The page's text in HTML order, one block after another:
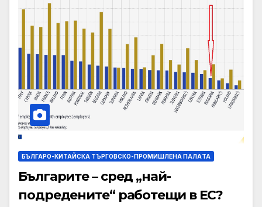
БЪЛГАРО-КИТАЙСКА ТЪРГОВСКО-ПРОМИШЛЕНА ПАЛAТА
Българите – сред „най-
подредените“ работещи в ЕС?